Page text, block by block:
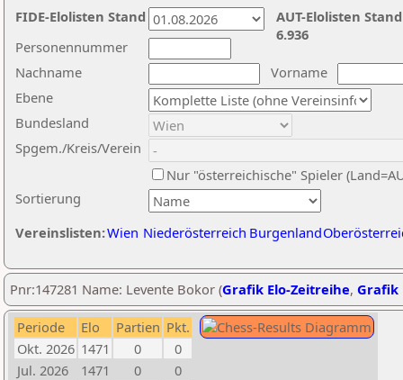
Nachname
Vorname
Ebene
Sortierung
Personennummer
Bundesland
Spgem./Kreis/Verein
Nur "österreichische" Spieler
Vereinslisten:Wien Niederösterreich Burgenland
AUT-Elolisten
6.936
FIDE-Elolisten Stand
Pnr:147281 Name: Levente Bokor (Grafik Elo-Zeitreihe, Grafik
Periode Elo Partien Pkt.
Okt. 2026 1471 0
0
Jul. 2026
1471 0
0